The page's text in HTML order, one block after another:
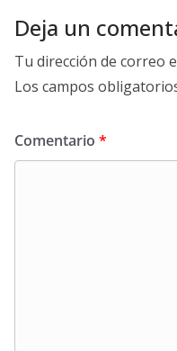
Deja un
Tu dirección de correo
Los campos
Comentario *